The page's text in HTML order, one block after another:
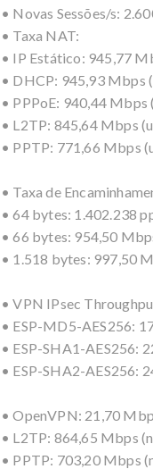
• Novas Sessões/s:
• Taxa NAT:
• IP Estático: 945,77
• DHCP: 945,93 Mbps
• PPPoE: 940,44
• L2TP: 845,64 Mbps
• PPTP: 771,66 Mbps
• Taxa de
• 64 bytes: 1.402.238
• 66 bytes: 954,50
• 1.518 bytes: 997,50
• VPN IPsec
• ESP-MD5-AES256:
• ESP-SHA1-AES256:
• ESP-SHA2-AES256:
• OpenVPN: 21,70
• L2TP: 864,65 Mbps
• PPTP: 703,20 Mbps